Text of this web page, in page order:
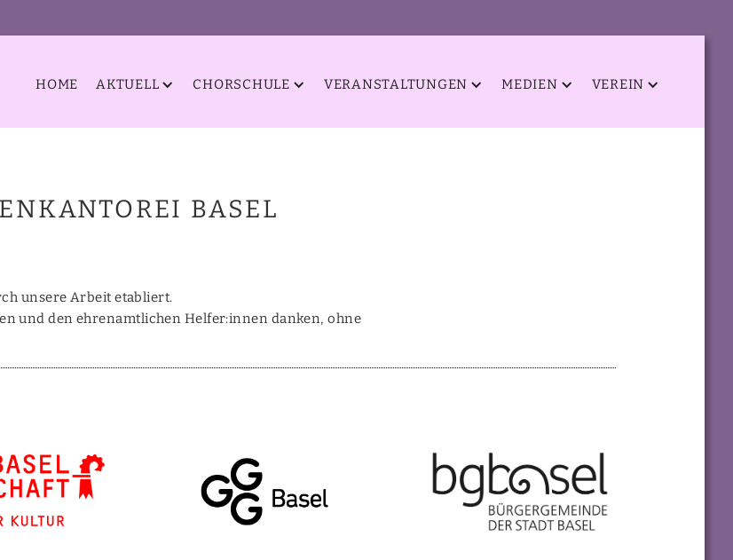
HOME AKTUELL CHORSCHULE VERANSTALTUNGEN MEDIEN VEREIN
BASEL
unsere Arbeit etabliert.
und den ehrenamtlichen Helfer:innen danken, ohne